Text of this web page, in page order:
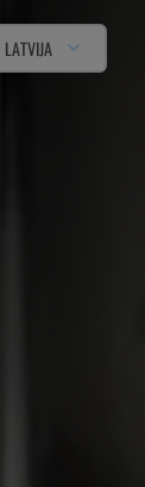
LATVIJA